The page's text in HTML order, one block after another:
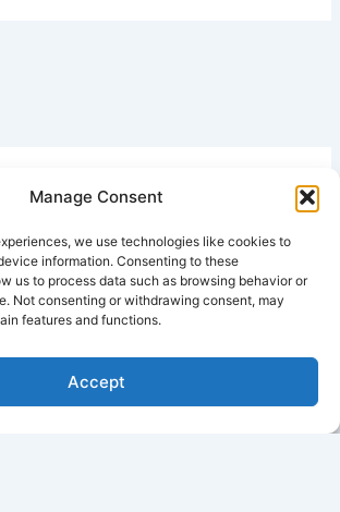
Manage Consent
we use technologies like cookies to
information. Consenting to these
us to process data such as browsing behavior or
Not consenting or withdrawing consent, may
features and functions.
Accept
Search
Cepat Berujung Penipuan, atau Bisnis
AI Aman Jangka Panjang?
Otomatis dari Rumah: Bagaimana